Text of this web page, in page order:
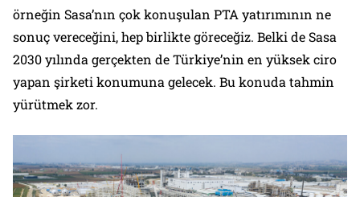
örneğin Sasa’nın çok konuşulan PTA yatırımının ne
sonuç vereceğini, hep birlikte göreceğiz. Belki de Sasa
2030 yılında gerçekten de Türkiye’nin en yüksek ciro
yapan şirketi konumuna gelecek. Bu konuda tahmin
yürütmek zor.